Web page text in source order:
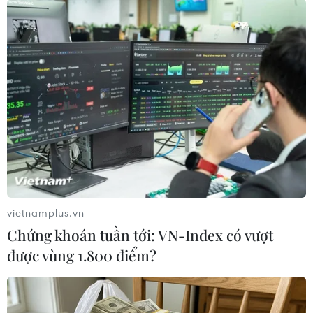
TIN LIÊN QUAN
vietnamplus.vn
Chứng khoán tuần tới: VN-Index có vượt
được vùng 1.800 điểm?